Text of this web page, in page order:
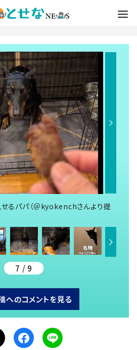
るパパ（＠kyokenchさんより提
7 / 9
へのコメントを見る